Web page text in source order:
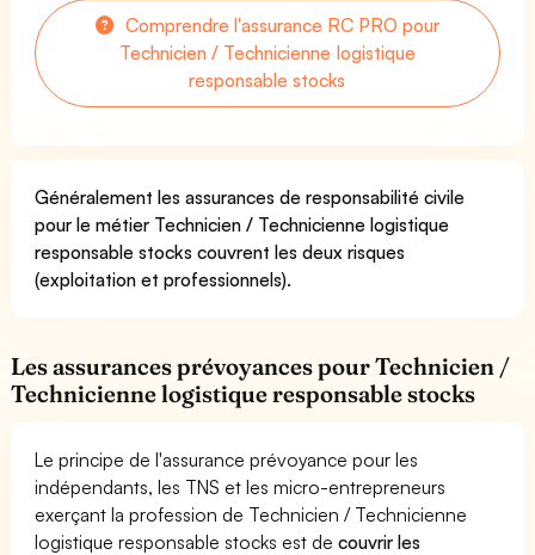
Comprendre l'assurance RC PRO pour
Technicien / Technicienne logistique
responsable stocks
Généralement les assurances de responsabilité civile
pour le métier Technicien / Technicienne logistique
responsable stocks couvrent les deux risques
(exploitation et professionnels).
Les assurances prévoyances pour Technicien /
Technicienne logistique responsable stocks
Le principe de l'assurance prévoyance pour les
indépendants, les TNS et les micro-entrepreneurs
exerçant la profession de Technicien / Technicienne
logistique responsable stocks est decouvrir les